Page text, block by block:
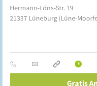
Hermann-Löns-Str. 19
21337 Lüneburg (Lüne-
Gratis